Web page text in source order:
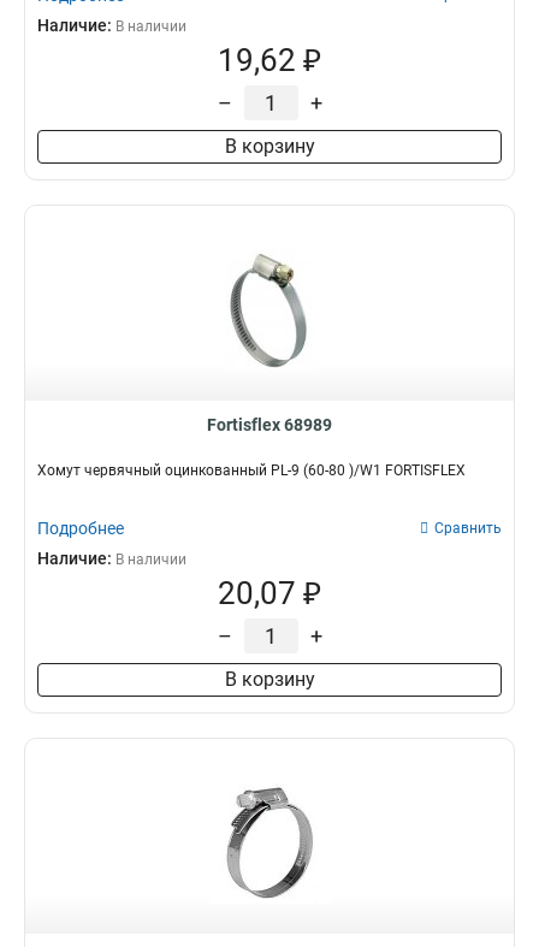
Наличие: В наличии
19,62 ₽
– +
В корзину
Fortisflex 68989
Хомут червячный оцинкованный PL-9 (60-80 )/W1 FORTISFLEX
Подробнее Сравнить
Наличие: В наличии
20,07 ₽
– +
В корзину